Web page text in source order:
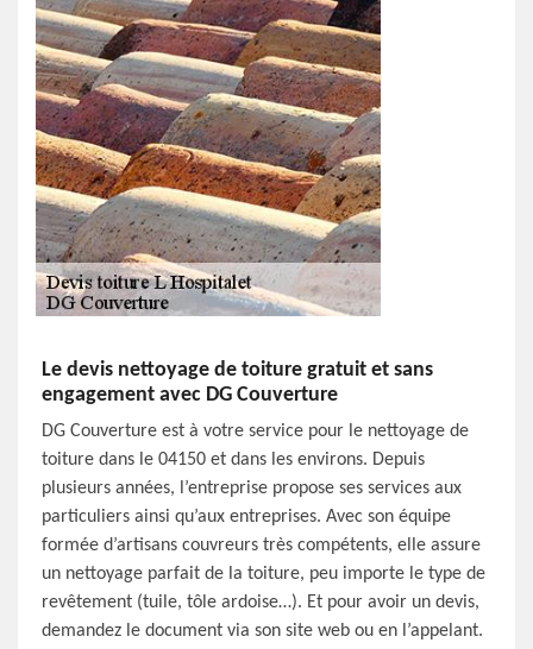
Le devis nettoyage de toiture gratuit et sans
engagement avec DG Couverture
DG Couverture est à votre service pour le nettoyage de
toiture dans le 04150 et dans les environs. Depuis
plusieurs années, l’entreprise propose ses services aux
particuliers ainsi qu’aux entreprises. Avec son équipe
formée d’artisans couvreurs très compétents, elle assure
un nettoyage parfait de la toiture, peu importe le type de
revêtement (tuile, tôle ardoise…). Et pour avoir un devis,
demandez le document via son site web ou en l’appelant.